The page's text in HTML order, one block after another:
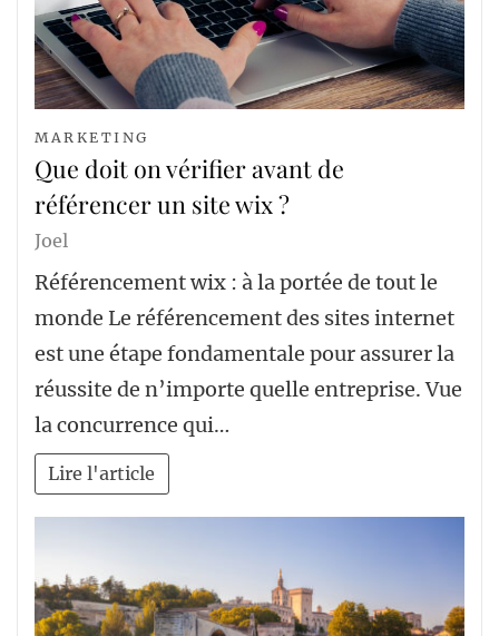
MARKETING
Que doit on vérifier avant de
référencer un site wix ?
Joel
Référencement wix : à la portée de tout le
monde Le référencement des sites internet
est une étape fondamentale pour assurer la
réussite de n’importe quelle entreprise. Vue
la concurrence qui…
Lire l'article